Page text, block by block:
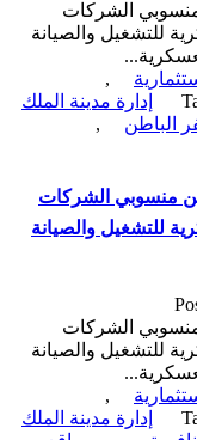
الملك
خالد
العسكرية
للتشغيل
والصيانة
بحفر
الشركات
والصيانة
,
إدارة مدينة الملك
,
الشركات
والصيانة
الشركات
والصيانة
,
إدارة مدينة الملك